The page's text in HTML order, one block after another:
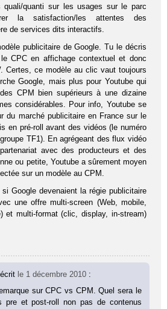
quali/quanti sur les usages sur le parc
la satisfaction/les attentes des
de services dits interactifs.
publicitaire de Google. Tu le décris
CPC en affichage contextuel et donc
Certes, ce modèle au clic vaut toujours
Google, mais plus pour Youtube qui
CPM bien supérieurs à une dizaine
considérables. Pour info, Youtube se
du marché publicitaire en France sur le
en pré-roll avant des vidéos (le numéro
TF1). En agrégeant des flux vidéo
avec des producteurs et des
ou petite, Youtube a sûrement moyen
sur un modèle au CPM.
Google devenaient la régie publicitaire
une offre multi-screen (Web, mobile,
et multi-format (clic, display, in-stream)
le 1 décembre 2010 :
sur CPC vs CPM. Quel sera le
pre et post-roll non pas de contenus